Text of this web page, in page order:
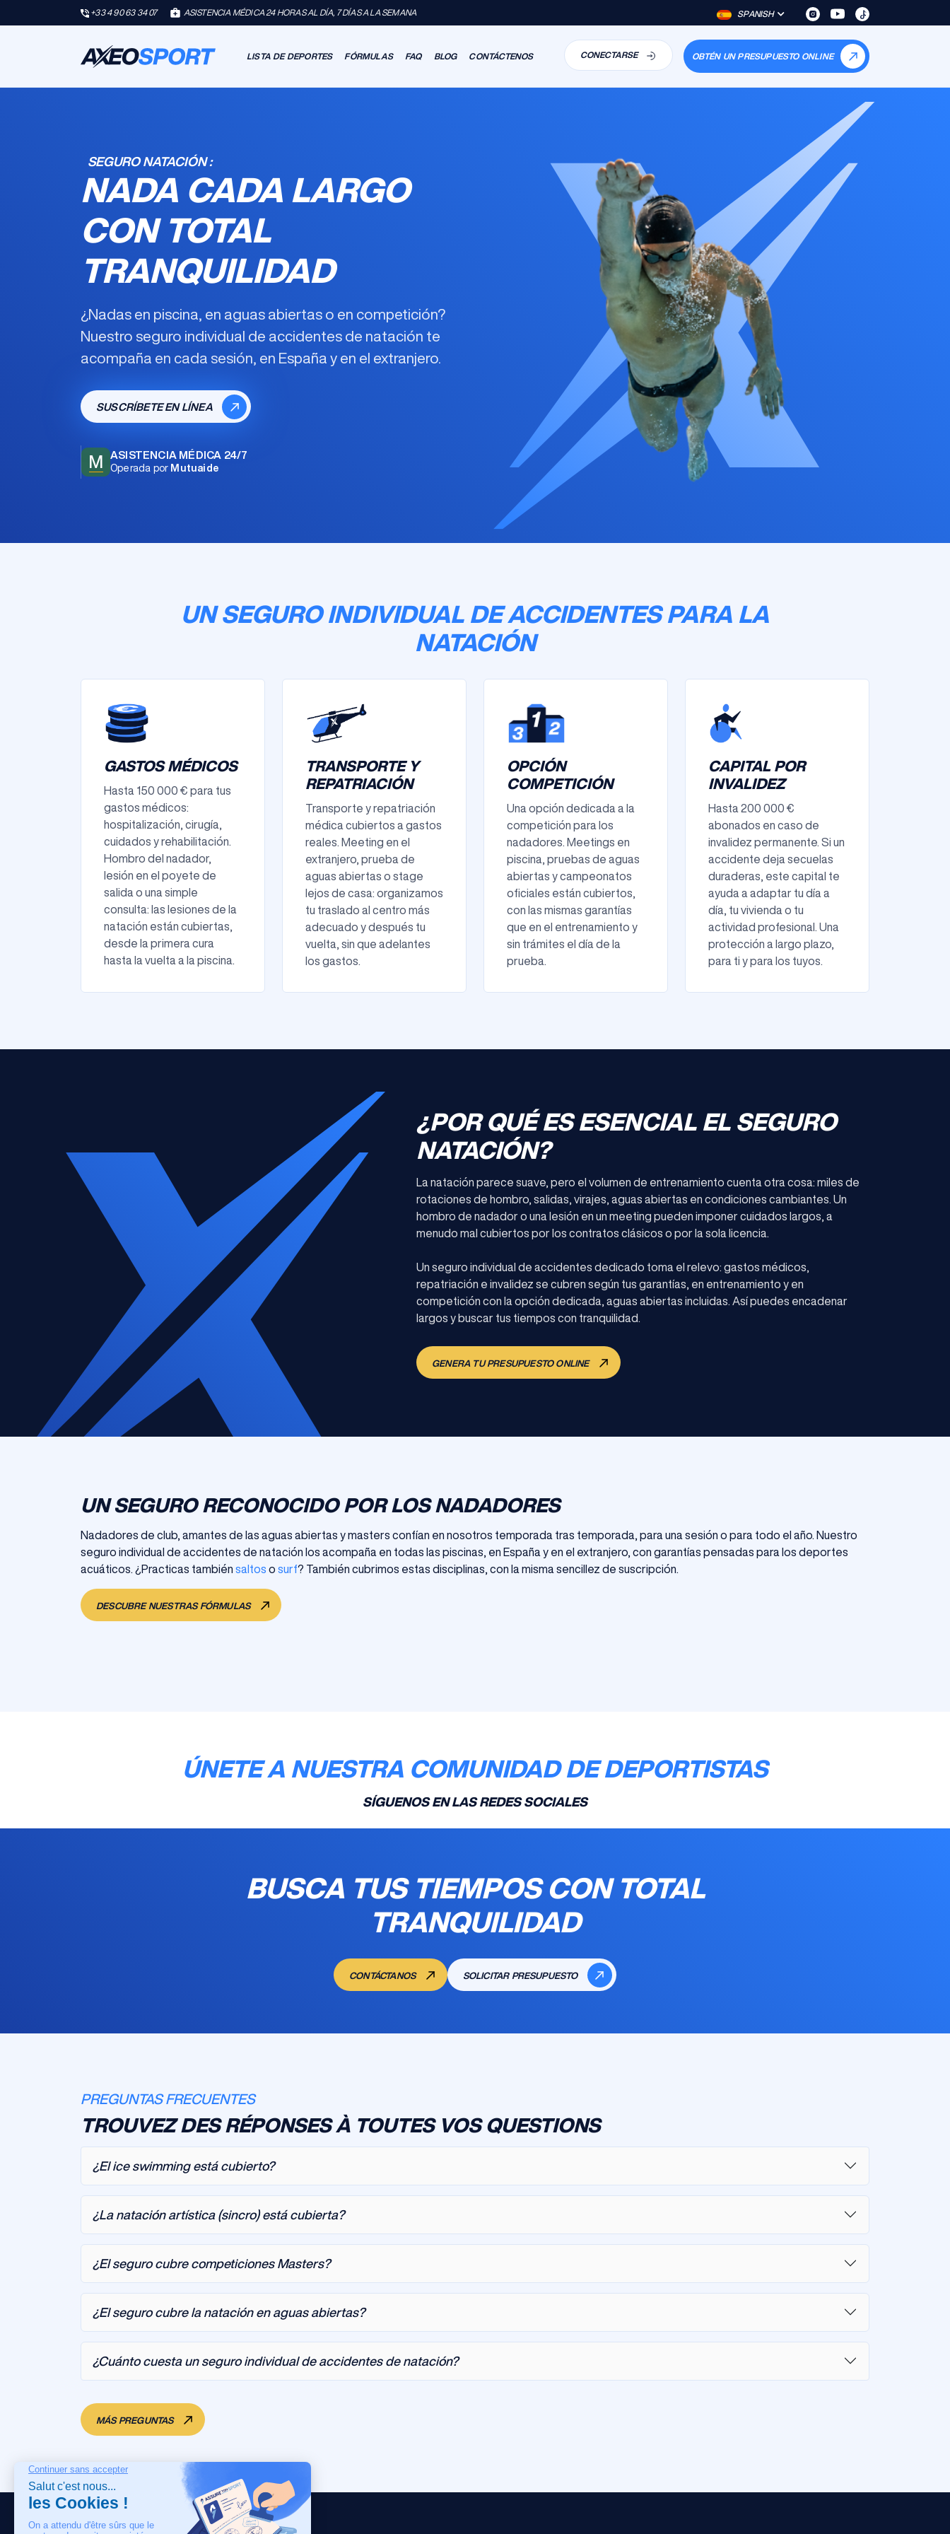
+33 4 90 63 34 07 ASISTENCIA MÉDICA 24 HORAS AL DÍA, 7 DÍAS A LA SEMANA SPANISH
LISTA DE DEPORTES FÓRMULAS FAQ BLOG CONTÁCTENOS CONECTARSE OBTÉN UN PRESUPUESTO ONLINE
SEGURO NATACIÓN :
NADA CADA LARGO
CON TOTAL
TRANQUILIDAD
¿Nadas en piscina, en aguas abiertas o en competición?
Nuestro seguro individual de accidentes de natación te
acompaña en cada sesión, en España y en el extranjero.
SUSCRÍBETE EN LÍNEA
M ASISTENCIA MÉDICA 24/7
Operada por Mutuaide
UN SEGURO INDIVIDUAL DE ACCIDENTES PARA LA
NATACIÓN
GASTOS MÉDICOS
Hasta 150 000 € para tus
gastos médicos:
hospitalización, cirugía,
cuidados y rehabilitación.
Hombro del nadador,
lesión en el poyete de
salida o una simple
consulta: las lesiones de la
natación están cubiertas,
desde la primera cura
hasta la vuelta a la piscina.
TRANSPORTE Y
REPATRIACIÓN
Transporte y repatriación
médica cubiertos a gastos
reales. Meeting en el
extranjero, prueba de
aguas abiertas o stage
lejos de casa: organizamos
tu traslado al centro más
adecuado y después tu
vuelta, sin que adelantes
los gastos.
OPCIÓN
COMPETICIÓN
Una opción dedicada a la
competición para los
nadadores. Meetings en
piscina, pruebas de aguas
abiertas y campeonatos
oficiales están cubiertos,
con las mismas garantías
que en el entrenamiento y
sin trámites el día de la
prueba.
CAPITAL POR
INVALIDEZ
Hasta 200 000 €
abonados en caso de
invalidez permanente. Si un
accidente deja secuelas
duraderas, este capital te
ayuda a adaptar tu día a
día, tu vivienda o tu
actividad profesional. Una
protección a largo plazo,
para ti y para los tuyos.
¿POR QUÉ ES ESENCIAL EL SEGURO
NATACIÓN?
La natación parece suave, pero el volumen de entrenamiento cuenta otra cosa: miles de
rotaciones de hombro, salidas, virajes, aguas abiertas en condiciones cambiantes. Un
hombro de nadador o una lesión en un meeting pueden imponer cuidados largos, a
menudo mal cubiertos por los contratos clásicos o por la sola licencia.
Un seguro individual de accidentes dedicado toma el relevo: gastos médicos,
repatriación e invalidez se cubren según tus garantías, en entrenamiento y en
competición con la opción dedicada, aguas abiertas incluidas. Así puedes encadenar
largos y buscar tus tiempos con tranquilidad.
GENERA TU PRESUPUESTO ONLINE
UN SEGURO RECONOCIDO POR LOS NADADORES
Nadadores de club, amantes de las aguas abiertas y masters confían en nosotros temporada tras temporada, para una sesión o para todo el año. Nuestro
seguro individual de accidentes de natación los acompaña en todas las piscinas, en España y en el extranjero, con garantías pensadas para los deportes
acuáticos. ¿Practicas también saltos o surf? También cubrimos estas disciplinas, con la misma sencillez de suscripción.
DESCUBRE NUESTRAS FÓRMULAS
ÚNETE A NUESTRA COMUNIDAD DE DEPORTISTAS
SÍGUENOS EN LAS REDES SOCIALES
BUSCA TUS TIEMPOS CON TOTAL
TRANQUILIDAD
CONTÁCTANOS SOLICITAR PRESUPUESTO
PREGUNTAS FRECUENTES
TROUVEZ DES RÉPONSES À TOUTES VOS QUESTIONS
¿El ice swimming está cubierto?
¿La natación artística (sincro) está cubierta?
¿El seguro cubre competiciones Masters?
¿El seguro cubre la natación en aguas abiertas?
¿Cuánto cuesta un seguro individual de accidentes de natación?
MÁS PREGUNTAS